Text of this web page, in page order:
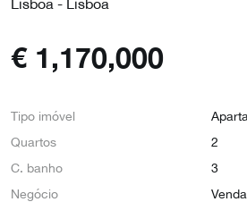
€ 1,170,000
Tipo imóvel
Quartos
2
C. banho
3
Negócio
Venda